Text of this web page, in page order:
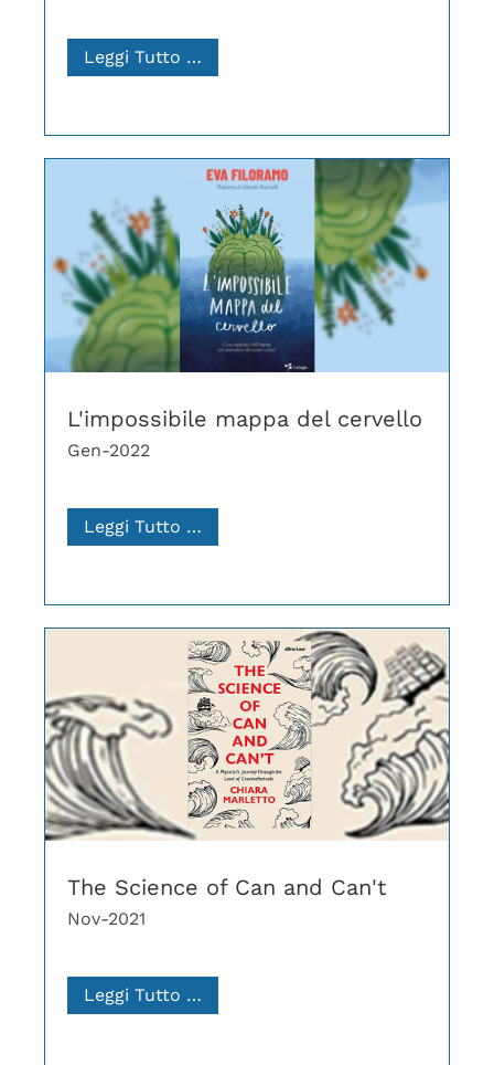
Leggi Tutto …
L'impossibile mappa del cervello
Gen-2022
Leggi Tutto …
The Science of Can and Can't
Nov-2021
Leggi Tutto …